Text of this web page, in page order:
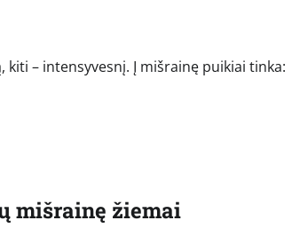
– intensyvesnį. Į mišrainę puikiai tinka:
mišrainę žiemai